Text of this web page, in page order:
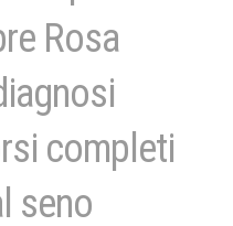
Rosa
completi
seno